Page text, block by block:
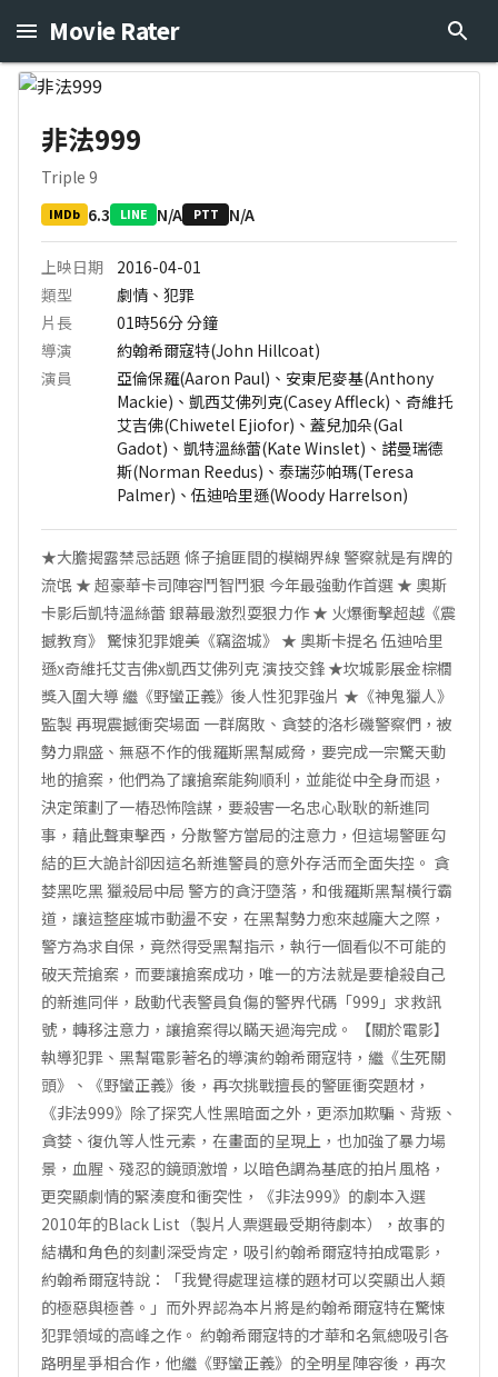
Movie Rater
非法999
Triple 9
IMDb 6.3 LINE N/A PTT N/A
上映日期
2016-04-01
類型
劇情、犯罪
片長
01時56分分鐘
導演
約翰希爾寇特(John Hillcoat)
演員
亞倫保羅(Aaron Paul)、安東尼麥基(Anthony
Mackie)、凱西艾佛列克(Casey Affleck)、奇維托
艾吉佛(Chiwetel Ejiofor)、蓋兒加朵(Gal
Gadot)、凱特溫絲蕾(Kate Winslet)、諾曼瑞德
斯(Norman Reedus)、泰瑞莎帕瑪(Teresa
Palmer)、伍迪哈里遜(Woody Harrelson)
★大膽揭露禁忌話題 條子搶匪間的模糊界線 警察就是有牌的
流氓 ★ 超豪華卡司陣容鬥智鬥狠 今年最強動作首選 ★ 奧斯
卡影后凱特溫絲蕾 銀幕最激烈耍狠力作 ★ 火爆衝擊超越《震
撼教育》 驚悚犯罪媲美《竊盜城》 ★ 奧斯卡提名 伍迪哈里
遜x奇維托艾吉佛x凱西艾佛列克 演技交鋒 ★坎城影展金棕櫚
獎入圍大導 繼《野蠻正義》後人性犯罪強片 ★《神鬼獵人》
監製 再現震撼衝突場面 一群腐敗、貪婪的洛杉磯警察們，被
勢力鼎盛、無惡不作的俄羅斯黑幫威脅，要完成一宗驚天動
地的搶案，他們為了讓搶案能夠順利，並能從中全身而退，
決定策劃了一樁恐怖陰謀，要殺害一名忠心耿耿的新進同
事，藉此聲東擊西，分散警方當局的注意力，但這場警匪勾
結的巨大詭計卻因這名新進警員的意外存活而全面失控。 貪
婪黑吃黑 獵殺局中局 警方的貪汙墮落，和俄羅斯黑幫橫行霸
道，讓這整座城市動盪不安，在黑幫勢力愈來越龐大之際，
警方為求自保，竟然得受黑幫指示，執行一個看似不可能的
破天荒搶案，而要讓搶案成功，唯一的方法就是要槍殺自己
的新進同伴，啟動代表警員負傷的警界代碼「999」求救訊
號，轉移注意力，讓搶案得以瞞天過海完成。 【關於電影】
執導犯罪、黑幫電影著名的導演約翰希爾寇特，繼《生死關
頭》、《野蠻正義》後，再次挑戰擅長的警匪衝突題材，
《非法999》除了探究人性黑暗面之外，更添加欺騙、背叛、
貪婪、復仇等人性元素，在畫面的呈現上，也加強了暴力場
景，血腥、殘忍的鏡頭激增，以暗色調為基底的拍片風格，
更突顯劇情的緊湊度和衝突性，《非法999》的劇本入選
2010年的Black List（製片人票選最受期待劇本），故事的
結構和角色的刻劃深受肯定，吸引約翰希爾寇特拍成電影，
約翰希爾寇特說：「我覺得處理這樣的題材可以突顯出人類
的極惡與極善。」而外界認為本片將是約翰希爾寇特在驚悚
犯罪領域的高峰之作。 約翰希爾寇特的才華和名氣總吸引各
路明星爭相合作，他繼《野蠻正義》的全明星陣容後，再次